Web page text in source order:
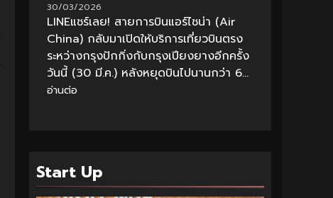
30/03/2026
LINEแชร์เลย! สายการบินแอร์ไชน่า (Air
China) กลับมาเปิดให้บริการเที่ยวบินตรง
ระหว่างกรุงปักกิ่งกับกรุงเปียงยางอีกครั้ง
วันนี้ (30 มี.ค.) หลังหยุดบินไปนานกว่า 6...
อ่านต่อ
Start Up